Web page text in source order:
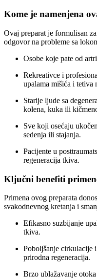
Kome je namenjena
Ovaj preparat je formulisan
odgovor na probleme sa
Osobe koje pate od
Rekreativce i
upalama mišića i tetiva
Starije ljude sa
kolena, kuka ili
Sve koji osećaju
sedenja ili stajanja.
Pacijente u
regeneracija tkiva.
Ključni benefiti
Primena ovog preparata
svakodnevnog kretanja i
Efikasno suzbijanje
tkiva.
Poboljšanje cirkulacije
prirodna regeneracija.
Brzo ublažavanje